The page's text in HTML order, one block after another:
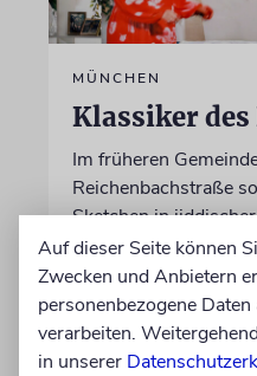
MÜNCHEN
Klassiker
Im früheren
Reichenbachstraße
Sketchen in
Unterhaltung
von Ellen Presser
09.08.2026
Auf dieser Seite können
Zwecken und Anbietern
personenbezogene
verarbeiten.
in unserer